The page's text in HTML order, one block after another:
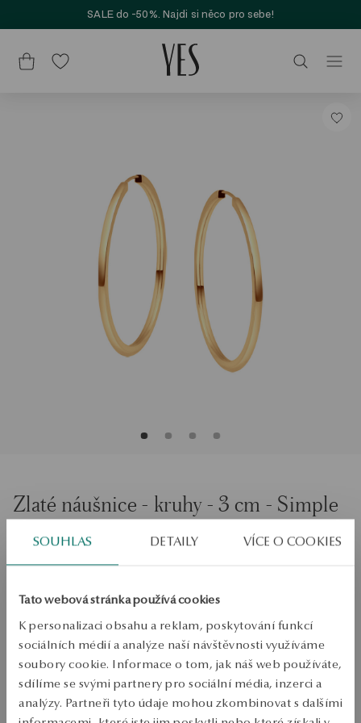
SOUHLAS DETAILY VÍCE O COOKIES
Tato webová stránka používá cookies
K personalizaci obsahu a reklam, poskytování funkcí
sociálních médií a analýze naší návštěvnosti využíváme
soubory cookie. Informace o tom, jak náš web používáte,
sdílíme se svými partnery pro sociální média, inzerci a
analýzy. Partneři tyto údaje mohou zkombinovat s dalšími
SALE do -50%. Najdi si něco pro sebe!
Zlaté náušnice - kruhy - 3 cm - Simple
Ověřte si dostupnost na prodejně
Odeslání:1pracovní dny
Doprava zdarma od 1700 Kč
Bezplatné vrácení až do 100 dnů v YES Clubu
PODROBNOSTI